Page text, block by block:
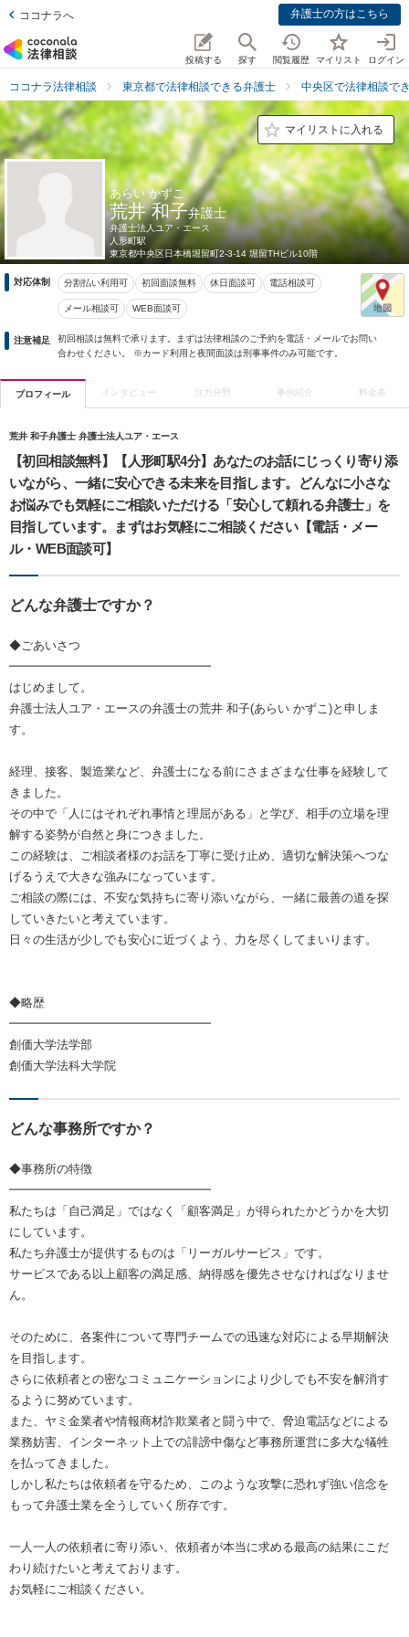
ココナラへ 弁護士の方はこちら
投稿する 探す 閲覧履歴 マイリスト ログイン
ココナラ法律相談 東京都で法律相談できる弁護士 中央区で法律相談で
マイリストに入れる
あらい かずこ
荒井 和子弁護士
弁護士法人ユア・エース
人形町駅
東京都中央区日本橋堀留町2-3-14 堀留THビル10階
対応体制 分割払い利用可 初回面談無料 休日面談可 電話相談可
メール相談可 WEB面談可
注意補足
初回相談は無料で承ります。まずは法律相談のご予約を電話・メールでお問い
合わせください。 ※カード利用と夜間面談は刑事事件のみ可能です。
プロフィール インタビュー 注力分野 事例紹介 料金表
荒井 和子弁護士 弁護士法人ユア・エース
【初回相談無料】【人形町駅4分】あなたのお話にじっくり寄り添
いながら、一緒に安心できる未来を目指します。どんなに小さな
お悩みでも気軽にご相談いただける「安心して頼れる弁護士」を
目指しています。まずはお気軽にご相談ください【電話・メー
ル・WEB面談可】
どんな弁護士ですか？
◆ごあいさつ
━━━━━━━━━━━━━━━━━
はじめまして。
弁護士法人ユア・エースの弁護士の荒井 和子(あらい かずこ)と申しま
す。
経理、接客、製造業など、弁護士になる前にさまざまな仕事を経験して
きました。
その中で「人にはそれぞれ事情と理屈がある」と学び、相手の立場を理
解する姿勢が自然と身につきました。
この経験は、ご相談者様のお話を丁寧に受け止め、適切な解決策へつな
げるうえで大きな強みになっています。
ご相談の際には、不安な気持ちに寄り添いながら、一緒に最善の道を探
していきたいと考えています。
日々の生活が少しでも安心に近づくよう、力を尽くしてまいります。
◆略歴
━━━━━━━━━━━━━━━━━
創価大学法学部
創価大学法科大学院
どんな事務所ですか？
◆事務所の特徴
━━━━━━━━━━━━━━━━━
私たちは「自己満足」ではなく「顧客満足」が得られたかどうかを大切
にしています。
私たち弁護士が提供するものは「リーガルサービス」です。
サービスである以上顧客の満足感、納得感を優先させなければなりませ
ん。
そのために、各案件について専門チームでの迅速な対応による早期解決
を目指します。
さらに依頼者との密なコミュニケーションにより少しでも不安を解消す
るように努めています。
また、ヤミ金業者や情報商材詐欺業者と闘う中で、脅迫電話などによる
業務妨害、インターネット上での誹謗中傷など事務所運営に多大な犠牲
を払ってきました。
しかし私たちは依頼者を守るため、このような攻撃に恐れず強い信念を
もって弁護士業を全うしていく所存です。
一人一人の依頼者に寄り添い、依頼者が本当に求める最高の結果にこだ
わり続けたいと考えております。
お気軽にご相談ください。